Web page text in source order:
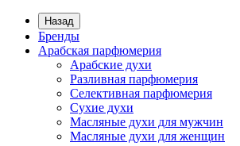
Назад
Бренды
Арабская парфюмерия
Арабские духи
Разливная парфюмерия
Селективная парфюмерия
Сухие духи
Масляные духи для мужчин
Масляные духи для женщин